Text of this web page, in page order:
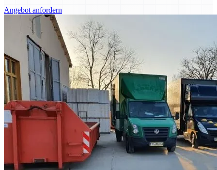
Angebot anfordern